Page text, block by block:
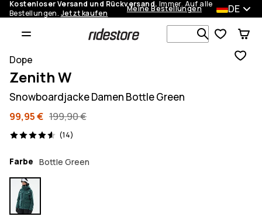
Kostenloser Versand und Rückversand. Immer. Auf alle
Bestellungen. Jetzt kaufen Meine Bestellungen DE
Dope
Zenith W
Snowboardjacke Damen Bottle Green
99,95 € 199,90 €
(14)
14 Reviews, 4.6/5
Farbe Bottle Green